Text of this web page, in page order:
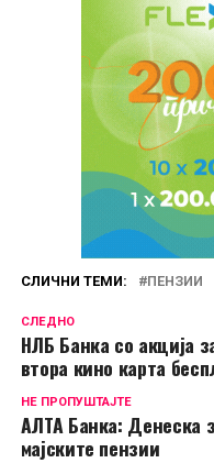
СЛИЧНИ ТЕМИ: ПЕНЗИИ
СЛЕДНО
НЛБ Банка со акција
втора кино карта
НЕ ПРОПУШТАЈТЕ
АЛТА Банка: Денеска
мајските пензии